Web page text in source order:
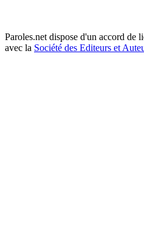
Paroles.net dispose d'un accord de
avec la Société des Editeurs et